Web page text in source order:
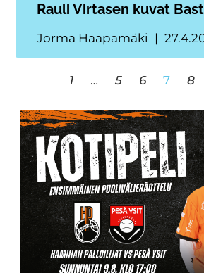
Rauli Virtasen kuvat
Jorma Haapamäki
1 … 5 6 7 8